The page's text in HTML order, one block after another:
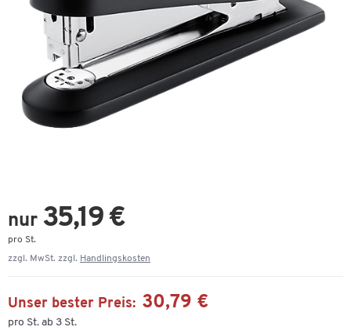
nur 35,19 €
pro St.
zzgl. MwSt. zzgl. Handlingskosten
Unser bester Preis: 30,79 €
pro St. ab 3 St.